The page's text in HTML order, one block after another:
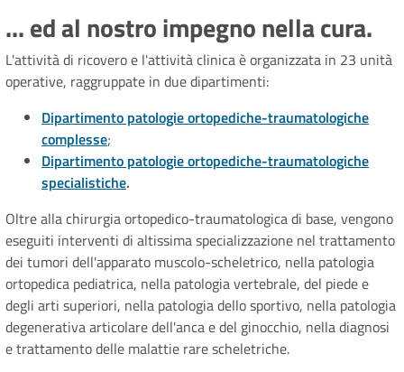
... ed al nostro impegno nella cura.
L'attività di ricovero e l'attività clinica è organizzata in 23 unità
operative, raggruppate in due dipartimenti:
Dipartimento patologie ortopediche-traumatologiche
complesse;
Dipartimento patologie ortopediche-traumatologiche
specialistiche.
Oltre alla chirurgia ortopedico-traumatologica di base, vengono
eseguiti interventi di altissima specializzazione nel trattamento
dei tumori dell'apparato muscolo-scheletrico, nella patologia
ortopedica pediatrica, nella patologia vertebrale, del piede e
degli arti superiori, nella patologia dello sportivo, nella patologia
degenerativa articolare dell'anca e del ginocchio, nella diagnosi
e trattamento delle malattie rare scheletriche.